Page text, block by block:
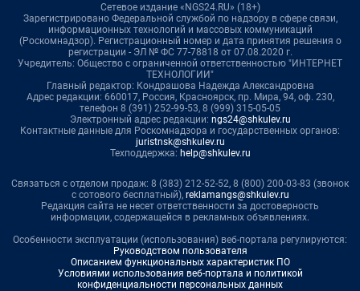
Сетевое издание «NGS24.RU» (18+)
Зарегистрировано Федеральной службой по надзору в сфере связи,
информационных технологий и массовых коммуникаций
(Роскомнадзор). Регистрационный номер и дата принятия решения о
регистрации - ЭЛ № ФС 77-78818 от 07.08.2020 г.
Учредитель: Общество с ограниченной ответственностью "ИНТЕРНЕТ
ТЕХНОЛОГИИ"
Главный редактор: Кондрашова Надежда Александровна
Адрес редакции: 660017, Россия, Красноярск, пр. Мира, 94, оф. 230,
телефон 8 (391) 252-99-53, 8 (999) 315-05-05
Электронный адрес редакции: ngs24@shkulev.ru
Контактные данные для Роскомнадзора и государственных органов:
juristnsk@shkulev.ru
Техподдержка: help@shkulev.ru
Связаться с отделом продаж: 8 (383) 212-52-52, 8 (800) 200-03-83 (звонок
с сотового бесплатный), reklamangs@shkulev.ru
Редакция сайта не несет ответственности за достоверность
информации, содержащейся в рекламных объявлениях.
Особенности эксплуатации (использования) веб-портала регулируются:
Руководством пользователя
Описанием функциональных характеристик ПО
Условиями использования веб-портала и политикой
конфиденциальности персональных данных